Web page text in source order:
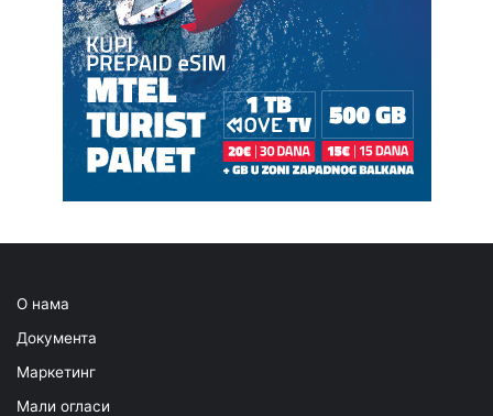
О нама
Документа
Маркетинг
Мали огласи